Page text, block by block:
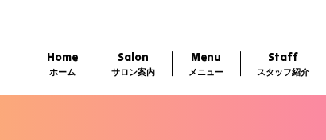
Home
ホーム
Salon
サロン案内
Menu
メニュー
Staff
スタッフ紹介